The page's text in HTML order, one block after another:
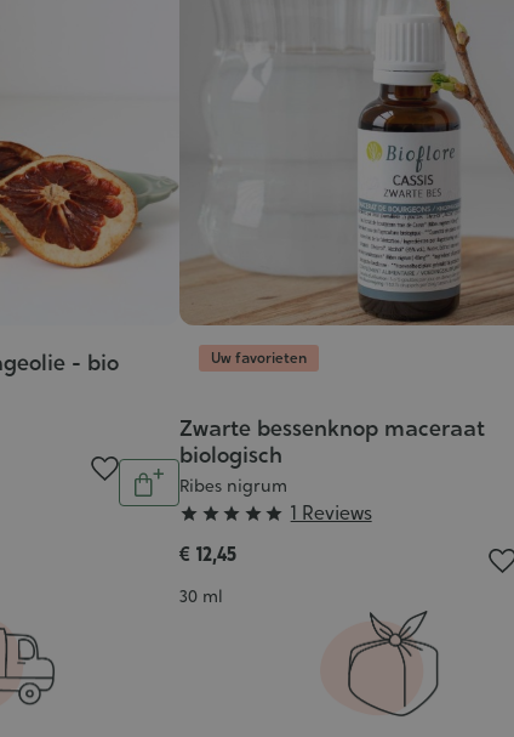
- bio
Aantal
In
winkelwagen
Uw favorieten
Zwarte bessenknop maceraat
biologisch
Ribes nigrum
Grade
5/5
     1 Reviews
€ 12,45
Inhoud
30 ml